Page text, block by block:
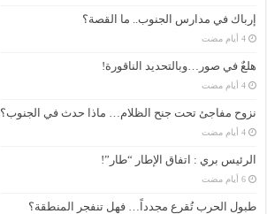
إرباك في مدارس الجنوب.. ما القصة؟
هلعٌ في صور…وبالتحديد الناقورة!
نزوح مفاجئ تحت جنح الظلام… ماذا حدث في الجنوب؟
الرئيس بري : اتفاق الإطار “طار”!
طبول الحرب تُقرع مجدداً… فهل تنفجر المنطقة؟